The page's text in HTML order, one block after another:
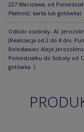
227 Warszawa, od
Płatność: karta lub gotówka)
Odbiór osobisty- Al.
(Realizacja od 2 do 4 dni.
Bolesławiec Aleje
Poniedziałku do Soboty od
gotówka. )